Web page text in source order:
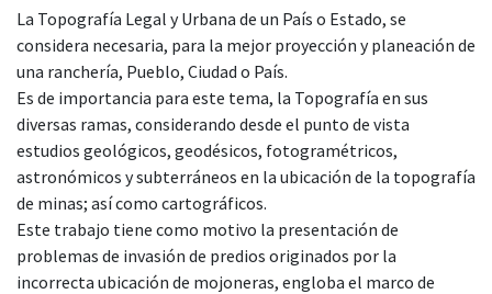
La Topografía Legal y Urbana de un País o Estado, se
considera necesaria, para la mejor proyección y planeación de
una ranchería, Pueblo, Ciudad o País.
Es de importancia para este tema, la Topografía en sus
diversas ramas, considerando desde el punto de vista
estudios geológicos, geodésicos, fotogramétricos,
astronómicos y subterráneos en la ubicación de la topografía
de minas; así como cartográficos.
Este trabajo tiene como motivo la presentación de
problemas de invasión de predios originados por la
incorrecta ubicación de mojoneras, engloba el marco de